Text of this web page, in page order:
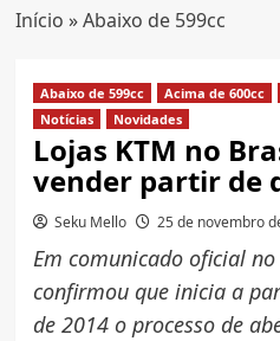
Início »Abaixo de 599cc
Abaixo de 599cc Acima de 600cc
Notícias
Novidades
Lojas KTM no
vender partir de
Seku Mello 25 de novembro
Em comunicado oficial no
confirmou que inicia a
de 2014 o processo de